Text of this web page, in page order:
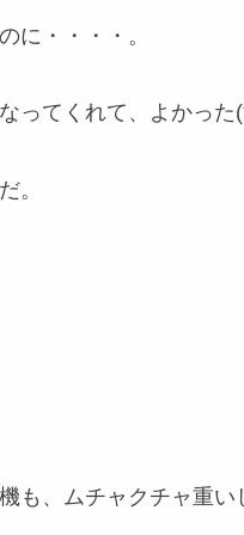
に・・・・。
ってくれて、よかっ
。
も、ムチャクチャ重い